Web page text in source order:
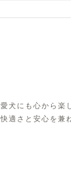
愛犬にも心から楽
快適さと安心を兼